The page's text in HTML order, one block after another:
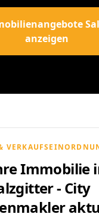
anzeigen
Immobilie
- City